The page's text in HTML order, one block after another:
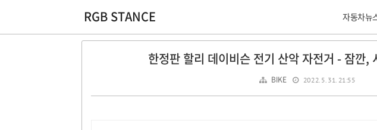
RGB STANCE 자동차뉴
한정판 할리 데이비슨 전기 산악 자전거 - 잠깐,
BIKE 2022. 5. 31. 21:55